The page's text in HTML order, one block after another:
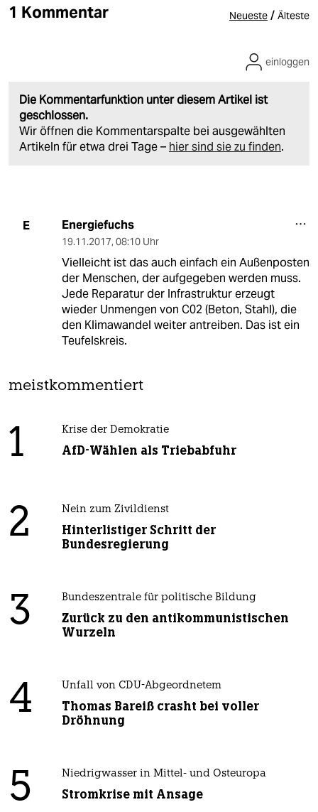
1 Kommentar Neueste / Älteste
Die Kommentarfunktion unter diesem Artikel ist
geschlossen.
Wir öffnen die Kommentarspalte bei ausgewählten
Artikeln für etwa drei Tage – hier sind sie zu finden.
einloggen
E Energiefuchs
19.11.2017, 08:10 Uhr
Vielleicht ist das auch einfach ein Außenposten
der Menschen, der aufgegeben werden muss.
Jede Reparatur der Infrastruktur erzeugt
wieder Unmengen von C02 (Beton, Stahl), die
den Klimawandel weiter antreiben. Das ist ein
Teufelskreis.
meistkommentiert
1 Krise der Demokratie
AfD-Wählen als Triebabfuhr
2 Nein zum Zivildienst
Hinterlistiger Schritt der
Bundesregierung
3 Bundeszentrale für politische Bildung
Zurück zu den antikommunistischen
Wurzeln
4 Unfall von CDU-Abgeordnetem
Thomas Bareiß crasht bei voller
Dröhnung
5 Niedrigwasser in Mittel- und Osteuropa
Stromkrise mit Ansage